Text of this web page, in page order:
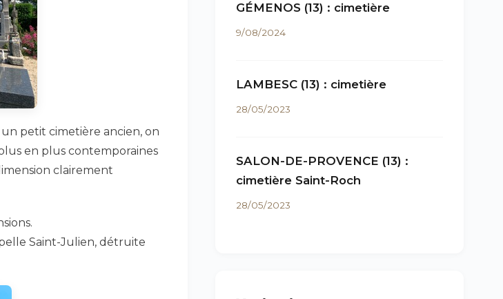
petit cimetière ancien, on
en plus contemporaines
clairement
Saint-Julien, détruite
GÉMENOS (13) : cimetière
9/08/2024
LAMBESC (13) : cimetière
28/05/2023
SALON-DE-PROVENCE (13) :
cimetière Saint-Roch
28/05/2023